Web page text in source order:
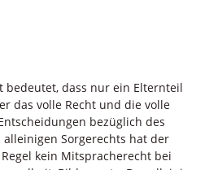
bedeutet, dass nur ein Elternteil
das volle Recht und die volle
bezüglich des
alleinigen Sorgerechts hat der
kein Mitspracherecht bei